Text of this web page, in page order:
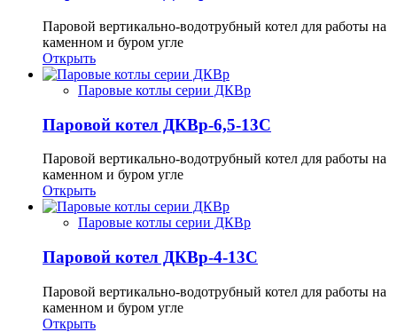
Паровой вертикально-водотрубный котел для работы на
каменном и буром угле
Открыть
Паровые котлы серии ДКВр
Паровой котел ДКВр-6,5-13С
Паровой вертикально-водотрубный котел для работы на
каменном и буром угле
Открыть
Паровые котлы серии ДКВр
Паровой котел ДКВр-4-13С
Паровой вертикально-водотрубный котел для работы на
каменном и буром угле
Открыть